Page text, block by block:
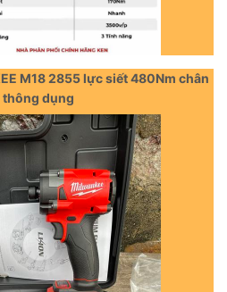
M18 2855 lực siết 480Nm chân
thông dụng